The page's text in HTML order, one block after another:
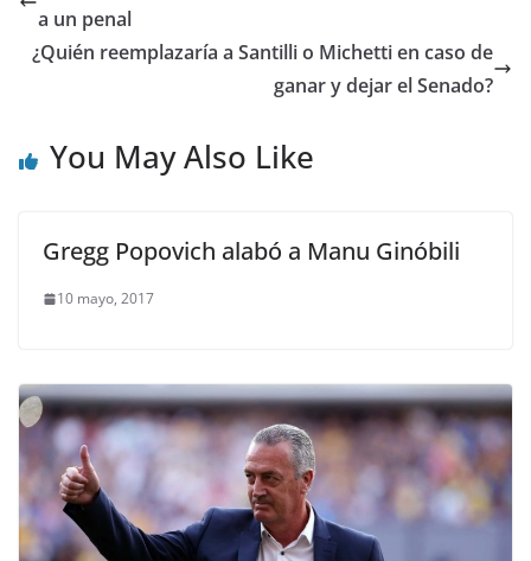
a un penal
¿Quién reemplazaría a Santilli o Michetti en caso de
ganar y dejar el Senado?
You May Also Like
Gregg Popovich alabó a Manu Ginóbili
10 mayo, 2017